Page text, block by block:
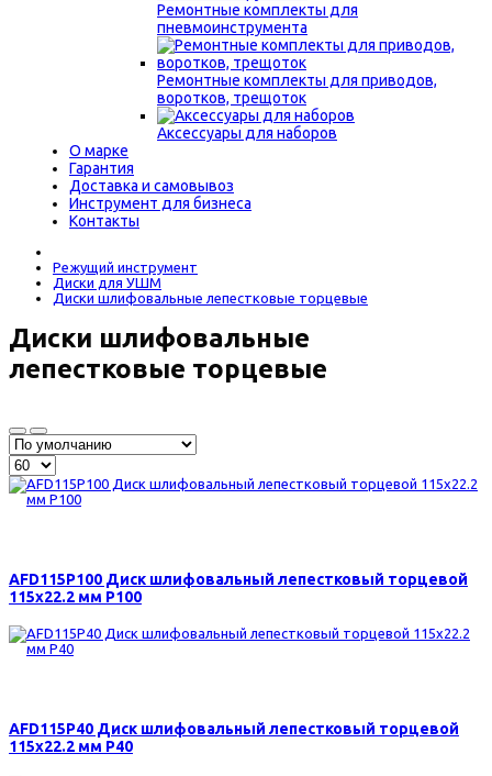
Ремонтные комплекты для
пневмоинструмента
Ремонтные комплекты для приводов,
воротков, трещоток
Аксессуары для наборов
О марке
Гарантия
Доставка и самовывоз
Инструмент для бизнеса
Контакты
Режущий инструмент
Диски для УШМ
Диски шлифовальные лепестковые торцевые
Диски шлифовальные
лепестковые торцевые
AFD115P100 Диск шлифовальный лепестковый торцевой
115х22.2 мм Р100
AFD115P40 Диск шлифовальный лепестковый торцевой
115х22.2 мм Р40